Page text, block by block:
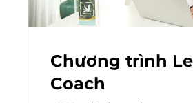
Chương trình
Coach